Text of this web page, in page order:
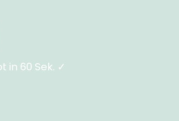
in 60 Sek. ✓